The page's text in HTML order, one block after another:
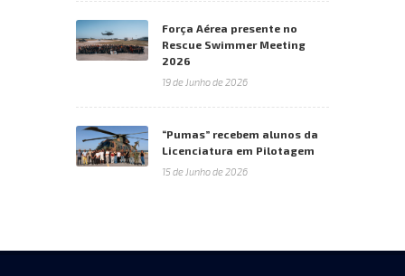
Força Aérea presente no
Rescue Swimmer Meeting
2026
19 de Junho de 2026
“Pumas” recebem alunos da
Licenciatura em Pilotagem
15 de Junho de 2026